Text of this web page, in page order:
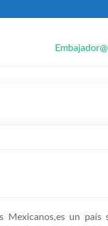
Mexicanos,es un